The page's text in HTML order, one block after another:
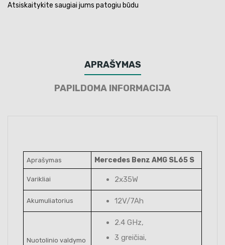
Atsiskaitykite saugiai jums patogiu būdu
APRAŠYMAS
PAPILDOMA INFORMACIJA
Aprašymas Mercedes Benz AMG SL65 S
Varikliai 2x35W
Akumuliatorius 12V/7Ah
Nuotolinio valdymo
2.4 GHz,
3 greičiai,